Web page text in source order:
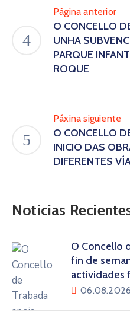
Página anterior
O CONCELLO
UNHA
PARQUE
ROQUE
Páxina siguiente
O CONCELLO
INICIO DAS
DIFERENTES
Noticias
O Concello
fin de
actividades
06.08.2026